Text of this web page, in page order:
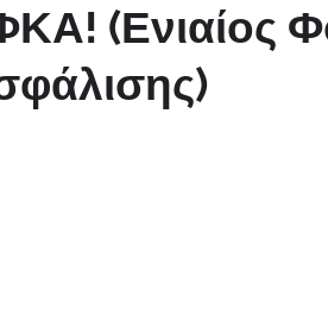
(Ενιαίος